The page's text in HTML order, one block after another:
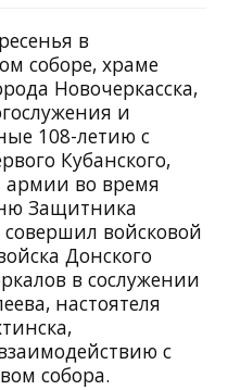
в
соборе, храме
Новочеркасска,
и
108-летию с
Кубанского,
армии во время
Защитника
совершил войсковой
Донского
в сослужении
настоятеля
с
собора.